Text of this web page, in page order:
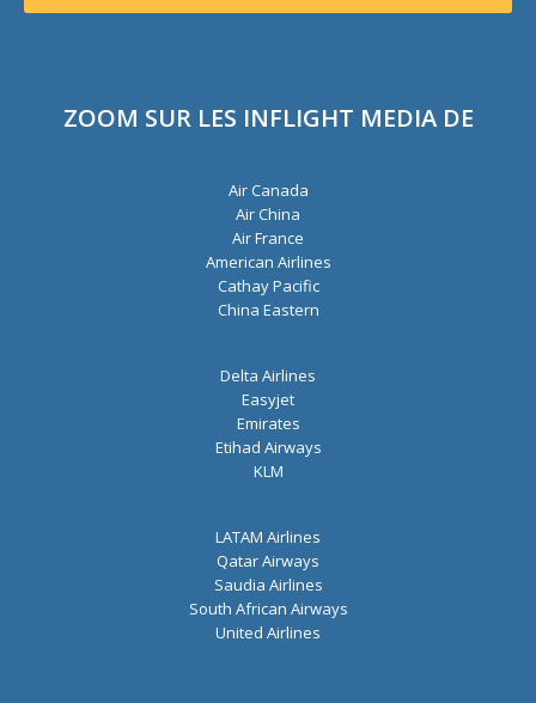
s
ZOOM SUR LES INFLIGHT MEDIA DE
Air Canada
Air China
Air France
American Airlines
Cathay Pacific
China Eastern
Delta Airlines
Easyjet
Emirates
Etihad Airways
KLM
LATAM Airlines
Qatar Airways
Saudia Airlines
South African Airways
United Airlines